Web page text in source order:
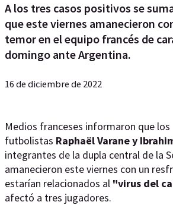
A los tres casos positivos se
que este viernes amanecieron
temor en el equipo francés de
domingo ante Argentina.
16 de diciembre de 2022
Medios franceses informaron que los
futbolistas Raphaël Varane y
integrantes de la dupla central de la
amanecieron este viernes con un
estarían relacionados al "virus del
afectó a tres jugadores.